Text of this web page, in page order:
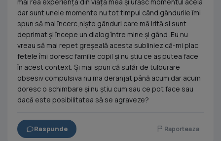
dar sunt unele momente nu tot timpul când gândurile îmi
spun să mai încerc,niște gânduri care mă irită si sunt
deprimat și începe un dialog între mine și gând .Eu nu
vreau să mai repet greșeală acesta subliniez că-mi plac
fetele îmi doresc familie copil și nu știu ce aș putea face
în acest context. Și mai spun că sufăr de tulburare
obsesiv compulsiva nu ma deranjat până acum dar acum
doresc o schimbare și nu știu cum sau ce pot face sau
dacă este posibilitatea să se agraveze?
Raspunde Raporteaza